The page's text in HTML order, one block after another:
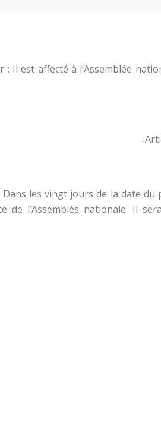
: Il est affecté à l’Assemblée
Dans les vingt jours de la date
de l’Assemblés nationale. Il